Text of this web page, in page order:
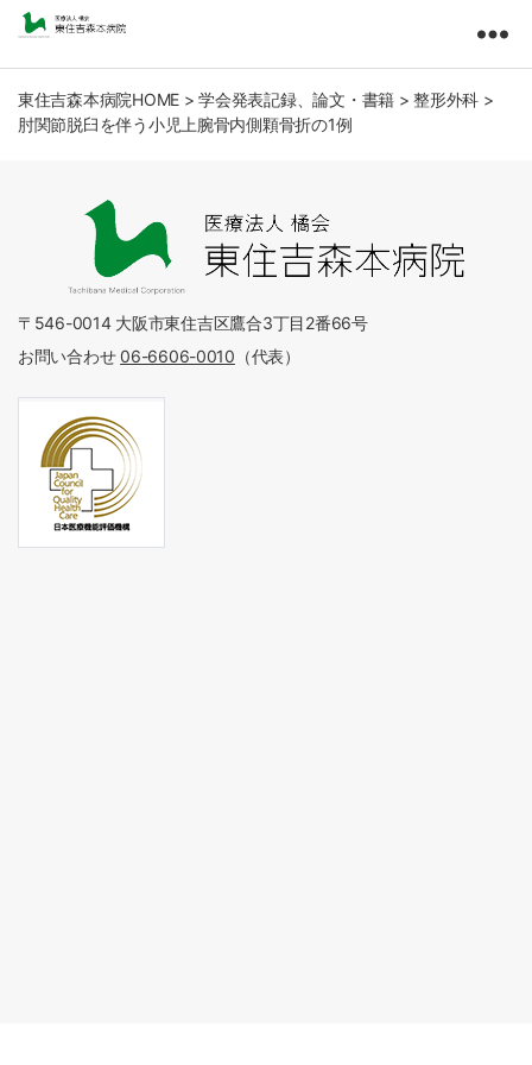
住
吉
森
人
橘
会
東住吉森本病院HOME > 学会発表記録、論文・書籍 > 整形外科 >
肘関節脱臼を伴う小児上腕骨内側顆骨折の1例
〒546-0014 大阪市東住吉区鷹合3丁目2番66号
お問い合わせ06-6606-0010 （代表）